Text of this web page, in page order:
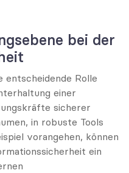
bei der
entscheidende Rolle
einer
sicherer
in robuste Tools
vorangehen, können
ein